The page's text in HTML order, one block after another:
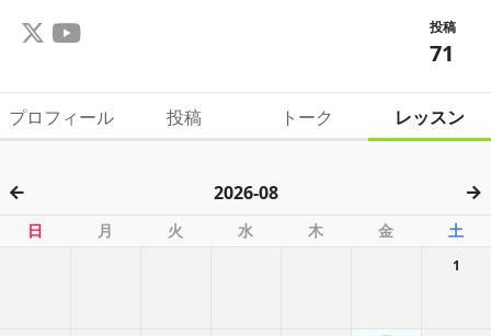
投稿
71
プロフィール 投稿 トーク レッスン
2026-08
日 月 火 水 木 金 土
1